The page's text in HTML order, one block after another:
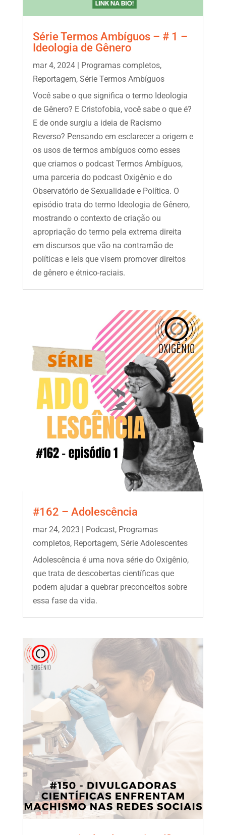
Série Termos Ambíguos – # 1 –
Ideologia de Gênero
mar 4, 2024| Programas completos,
Reportagem, Série Termos Ambíguos
Você sabe o que significa o termo Ideologia
de Gênero? E Cristofobia, você sabe o que é?
E de onde surgiu a ideia de Racismo
Reverso? Pensando em esclarecer a origem e
os usos de termos ambíguos como esses
que criamos o podcast Termos Ambíguos,
uma parceria do podcast Oxigênio e do
Observatório de Sexualidade e Política. O
episódio trata do termo Ideologia de Gênero,
mostrando o contexto de criação ou
apropriação do termo pela extrema direita
em discursos que vão na contramão de
políticas e leis que visem promover direitos
de gênero e étnico-raciais.
#162 – Adolescência
mar 24, 2023 | Podcast, Programas
completos, Reportagem, Série Adolescentes
Adolescência é uma nova série do Oxigênio,
que trata de descobertas científicas que
podem ajudar a quebrar preconceitos sobre
essa fase da vida.